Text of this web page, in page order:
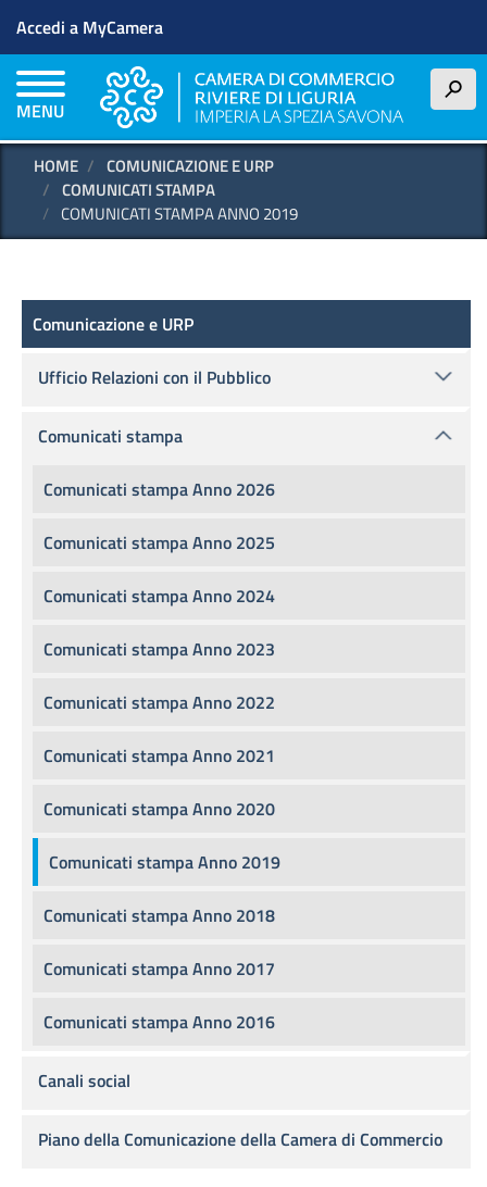
contenuto
principale
Menu profilo utente
Accedi a MyCamera
MENU
h
HOME
COMUNICAZIONE E URP
COMUNICATI STAMPA
COMUNICATI STAMPA ANNO 2019
Comunicazione e URP
Comunicazione e URP
Ufficio Relazioni con il Pubblico
Comunicati stampa
Comunicati stampa Anno 2026
Comunicati stampa Anno 2025
Comunicati stampa Anno 2024
Comunicati stampa Anno 2023
Comunicati stampa Anno 2022
Comunicati stampa Anno 2021
Comunicati stampa Anno 2020
Comunicati stampa Anno 2019
Comunicati stampa Anno 2018
Comunicati stampa Anno 2017
Comunicati stampa Anno 2016
Canali social
Piano della Comunicazione della Camera di Commercio